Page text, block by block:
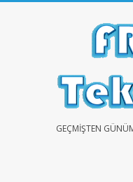
FREEGEÇMIŞTEN